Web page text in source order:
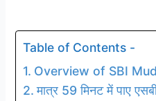
Table of Contents -
Overview of SBI
मात्र 59 मिनट में पाए